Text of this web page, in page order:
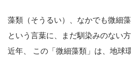
藻類（そうるい）、なかでも微細
という言葉に、まだ馴染みのない
近年、 この「微細藻類」は、地球